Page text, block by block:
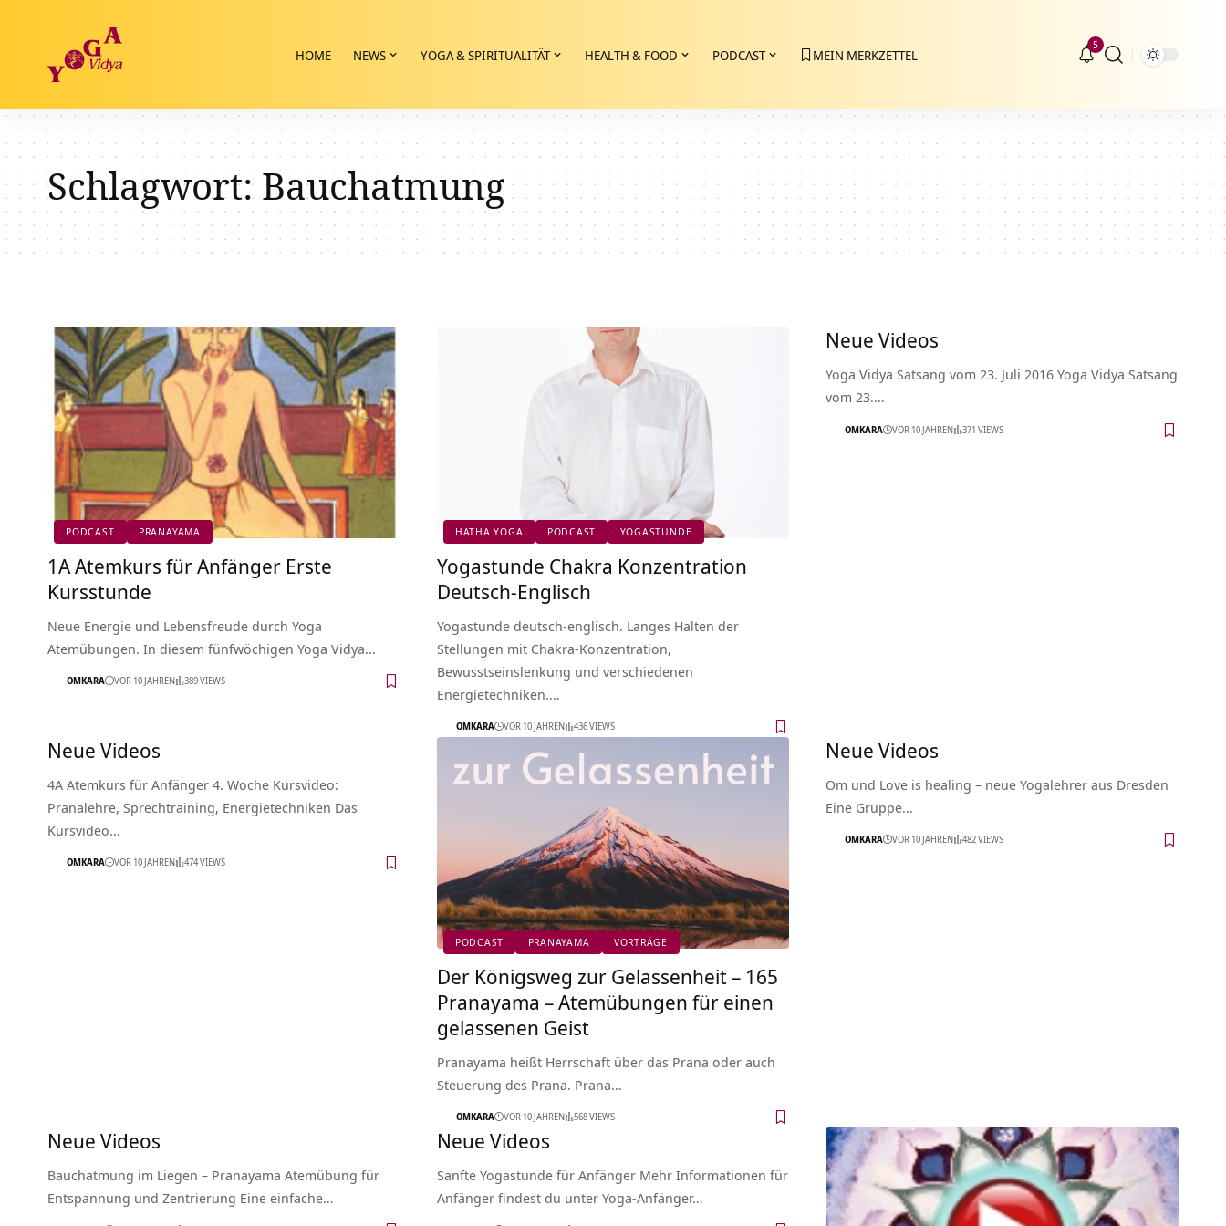
HOME NEWS YOGA & SPIRITUALITÄT HEALTH & FOOD PODCAST MEIN MERKZETTEL
5
Schlagwort:Bauchatmung
PODCAST PRANAYAMA
1A Atemkurs für Anfänger Erste
Kursstunde
Neue Energie und Lebensfreude durch Yoga
Atemübungen. In diesem fünfwöchigen Yoga Vidya…
OMKARA VOR 10 JAHREN 389 VIEWS
HATHA YOGA PODCAST YOGASTUNDE
Yogastunde Chakra Konzentration
Deutsch-Englisch
Yogastunde deutsch-englisch. Langes Halten der
Stellungen mit Chakra-Konzentration,
Bewusstseinslenkung und verschiedenen
Energietechniken.…
OMKARA VOR 10 JAHREN 436 VIEWS
Neue Videos
Yoga Vidya Satsang vom 23. Juli 2016 Yoga Vidya Satsang
vom 23.…
OMKARA VOR 10 JAHREN 371 VIEWS
Neue Videos
4A Atemkurs für Anfänger 4. Woche Kursvideo:
Pranalehre, Sprechtraining, Energietechniken Das
Kursvideo…
OMKARA VOR 10 JAHREN 474 VIEWS
PODCAST PRANAYAMA VORTRÄGE
Der Königsweg zur Gelassenheit – 165
Pranayama – Atemübungen für einen
gelassenen Geist
Pranayama heißt Herrschaft über das Prana oder auch
Steuerung des Prana. Prana…
OMKARA VOR 10 JAHREN 568 VIEWS
Neue Videos
Om und Love is healing – neue Yogalehrer aus Dresden
Eine Gruppe…
OMKARA VOR 10 JAHREN 482 VIEWS
Neue Videos
Bauchatmung im Liegen – Pranayama Atemübung für
Entspannung und Zentrierung Eine einfache…
Neue Videos
Sanfte Yogastunde für Anfänger Mehr Informationen für
Anfänger findest du unter Yoga-Anfänger…